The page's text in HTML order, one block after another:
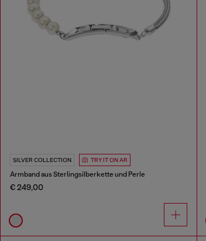
SILVER COLLECTION TRY IT ON AR
Armband aus Sterlingsilberkette und Perle
€ 249,00